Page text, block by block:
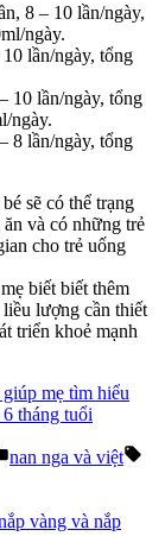
8 – 10 lần/ngày,
ngày.
lần/ngày, tổng
10 lần/ngày, tổng
ngày.
8 lần/ngày, tổng
sẽ có thể trạng
và có những trẻ
cho trẻ uống
biết biết thêm
lượng cần thiết
triển khoẻ mạnh
mẹ tìm hiểu
tháng tuổi
Posted
nan nga và việt
vàng và nắp